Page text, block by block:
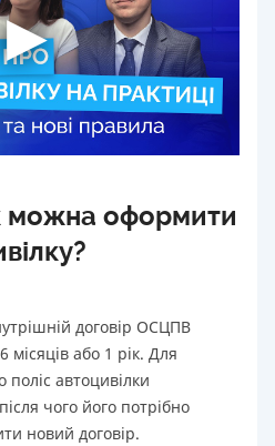
можна оформити
договір ОСЦПВ
місяців або 1 рік. Для
поліс автоцивілки
чого його потрібно
новий договір.